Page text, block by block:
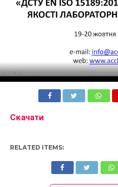
Скачати
RELATED ITEMS: